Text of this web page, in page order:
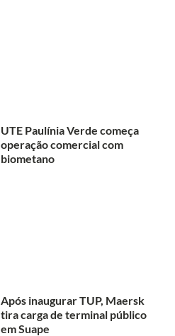
UTE Paulínia Verde começa
operação comercial com
biometano
Após inaugurar TUP, Maersk
tira carga de terminal público
em Suape